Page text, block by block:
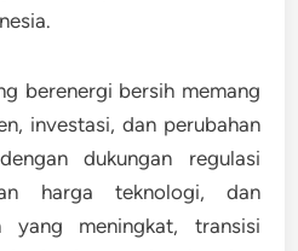
berenergi bersih memang
investasi, dan perubahan
dukungan regulasi
harga teknologi, dan
yang meningkat, transisi